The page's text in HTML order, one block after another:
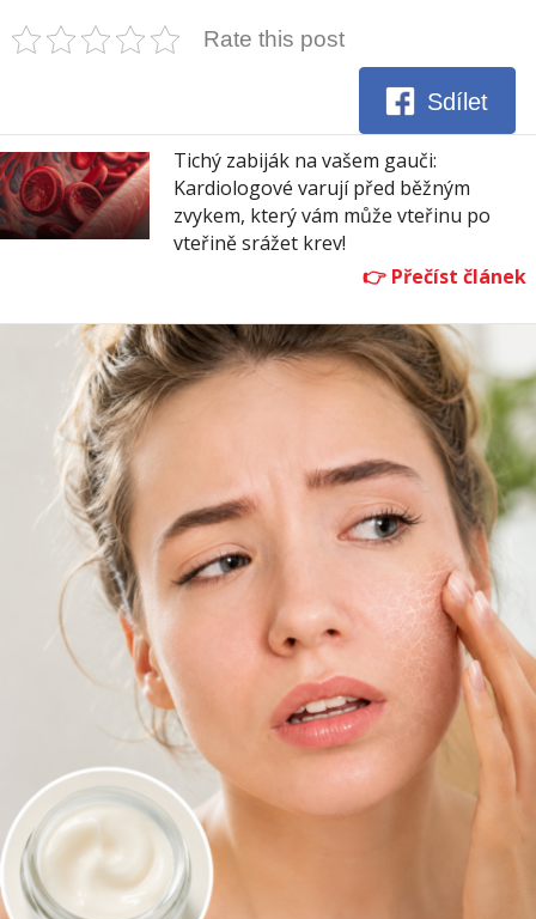
Rate this post
Sdílet
Tichý zabiják na vašem gauči:
Kardiologové varují před běžným
zvykem, který vám může vteřinu po
vteřině srážet krev!